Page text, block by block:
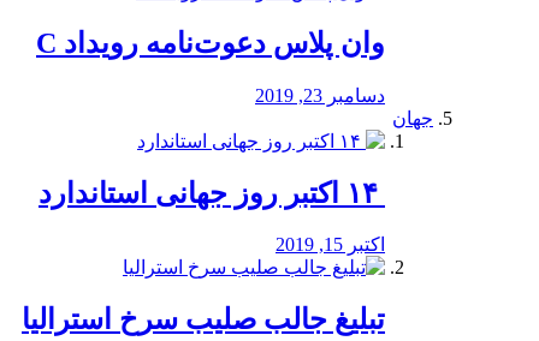
وان پلاس دعوت‌نامه رویداد C
دسامبر 23, 2019
جهان
اکتبر 15, 2019
تبلیغ جالب صلیب سرخ استرالیا